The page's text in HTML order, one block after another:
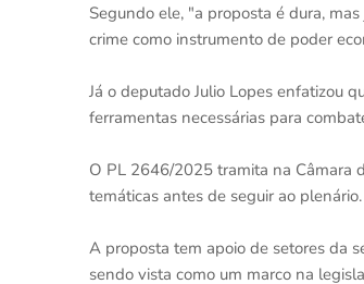
Segundo ele, "a proposta é dura,
crime como instrumento de poder
Já o deputado Julio Lopes enfatizou
ferramentas necessárias para
O PL 2646/2025 tramita na Câmara
temáticas antes de seguir ao plenário.
A proposta tem apoio de setores da
sendo vista como um marco na